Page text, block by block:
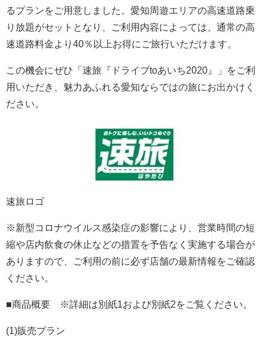
るプランをご用意しました。愛知周遊エリアの高速道路乗
り放題がセットとなり、ご利用内容によっては、通常の高
速道路料金より40％以上お得にご旅行いただけます。
この機会にぜひ「速旅『ドライブtoあいち2020』」をご利
用いただき、魅力あふれる愛知ならではの旅にお出かけく
ださい。
速旅ロゴ
※新型コロナウイルス感染症の影響により、営業時間の短
縮や店内飲食の休止などの措置を予告なく実施する場合が
ありますので、ご利用の前に必ず店舗の最新情報をご確認
ください。
■商品概要 ※詳細は別紙1および別紙2をご覧ください。
(1)販売プラン